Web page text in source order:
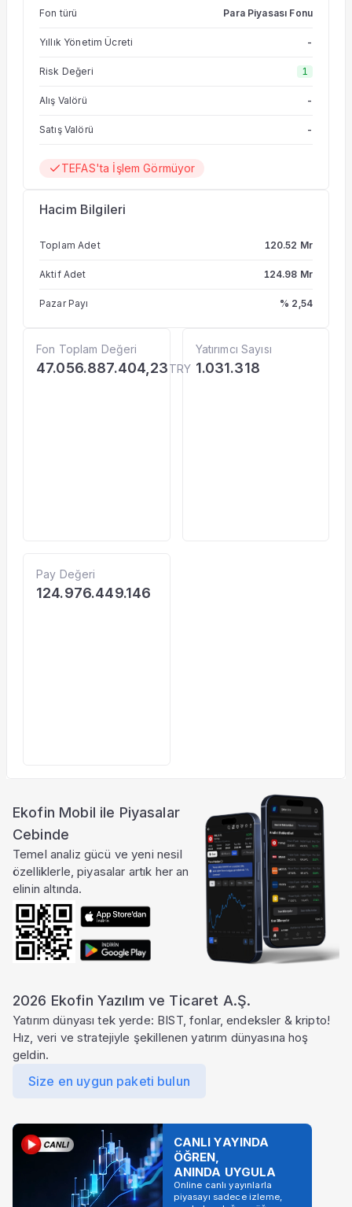
Fon türü Para Piyasası Fonu
Yıllık Yönetim Ücreti -
Risk Değeri 1
Alış Valörü -
Satış Valörü -
TEFAS'ta İşlem Görmüyor
Hacim Bilgileri
Toplam Adet 120.52 Mr
Aktif Adet 124.98 Mr
Pazar Payı % 2,54
Fon Toplam Değeri
47.056.887.404,23TRY
Yatırımcı Sayısı
1.031.318
Pay Değeri
124.976.449.146
Ekofin Mobil ile Piyasalar
Cebinde
Temel analiz gücü ve yeni nesil
özelliklerle, piyasalar artık her an
elinin altında.
2026 Ekofin Yazılım ve Ticaret A.Ş.
Yatırım dünyası tek yerde: BIST, fonlar, endeksler & kripto!
Hız, veri ve stratejiyle şekillenen yatırım dünyasına hoş
geldin.
Size en uygun paketi bulun
CANLI YAYINDA
ÖĞREN,
ANINDA UYGULA
Online canlı yayınlarla
piyasayı sadece izleme,